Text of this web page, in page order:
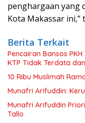
penghargaan yang
Kota Makassar ini,”
Berita Terkait
Pencairan Bansos
KTP Tidak Terdata
10 Ribu Muslimah
Munafri Arifuddin:
Munafri Arifuddin
Tallo